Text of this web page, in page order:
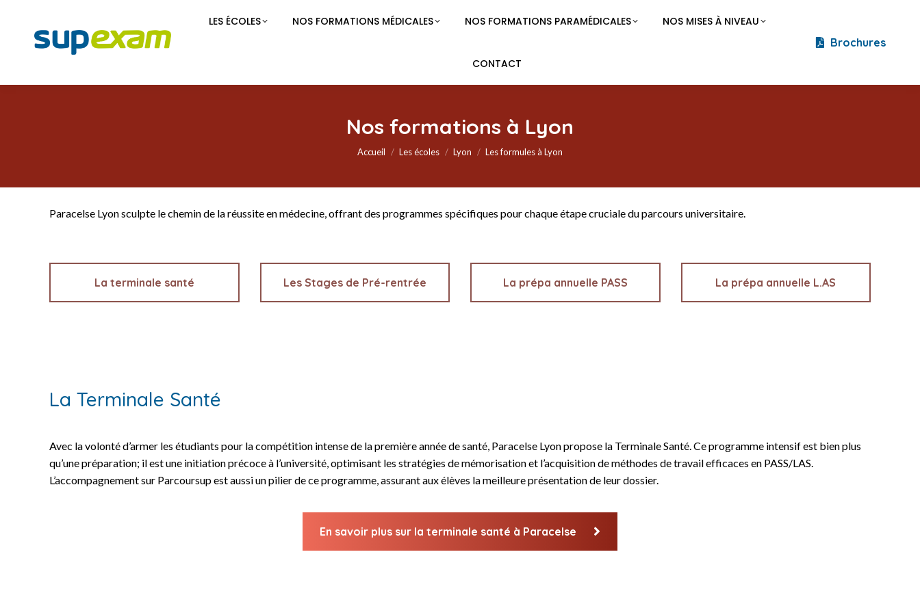
LES ÉCOLES NOS FORMATIONS MÉDICALES NOS FORMATIONS PARAMÉDICALES NOS MISES À NIVEAU
CONTACT
Brochures
Nos formations à Lyon
Vous êtes ici :
Accueil Les écoles Lyon Les formules à Lyon
Paracelse Lyon sculpte le chemin de la réussite en médecine, offrant des programmes spécifiques pour chaque étape cruciale du parcours universitaire.
La terminale santé Les Stages de Pré-rentrée La prépa annuelle PASS La prépa annuelle L.AS
La Terminale Santé
Avec la volonté d’armer les étudiants pour la compétition intense de la première année de santé, Paracelse Lyon propose la Terminale Santé. Ce programme intensif est bien plus
qu’une préparation; il est une initiation précoce à l’université, optimisant les stratégies de mémorisation et l’acquisition de méthodes de travail efficaces en PASS/LAS.
L’accompagnement sur Parcoursup est aussi un pilier de ce programme, assurant aux élèves la meilleure présentation de leur dossier.
En savoir plus sur la terminale santé à Paracelse